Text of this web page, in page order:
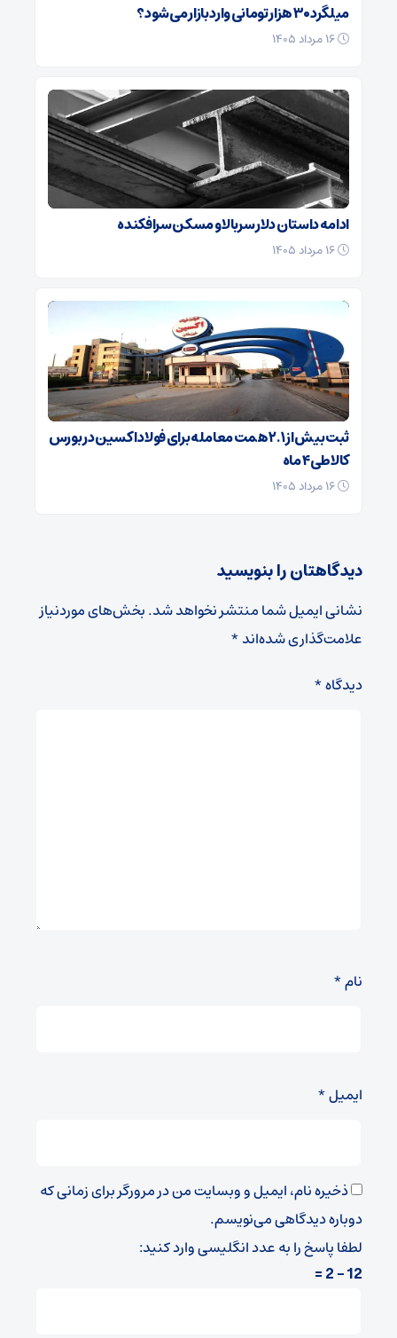
میلگرد ۳۰ هزار تومانی وارد بازار می‌شود؟
ادامه داستان دلار سربالا و مسکن سرافکنده
ثبت بیش از ۲.۱ همت معامله برای فولاد اکسین در بورس
کالا طی ۴ ماه
دیدگاهتان را بنویسید
نشانی ایمیل شما منتشر نخواهد شد.بخش‌های موردنیاز
علامت‌گذاری شده‌اند*
دیدگاه*
نام*
ایمیل*
ذخیره نام، ایمیل و وبسایت من در مرورگر برای زمانی که
دوباره دیدگاهی می‌نویسم.
لطفا پاسخ را به عدد انگلیسی وارد کنید:
12 − 2 =